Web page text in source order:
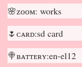
🌸ᴢᴏᴏᴍ: works
🌷ᴄᴀʀᴅ:sd card
🍭ʙᴀᴛᴛᴇʀʏ:en-el12